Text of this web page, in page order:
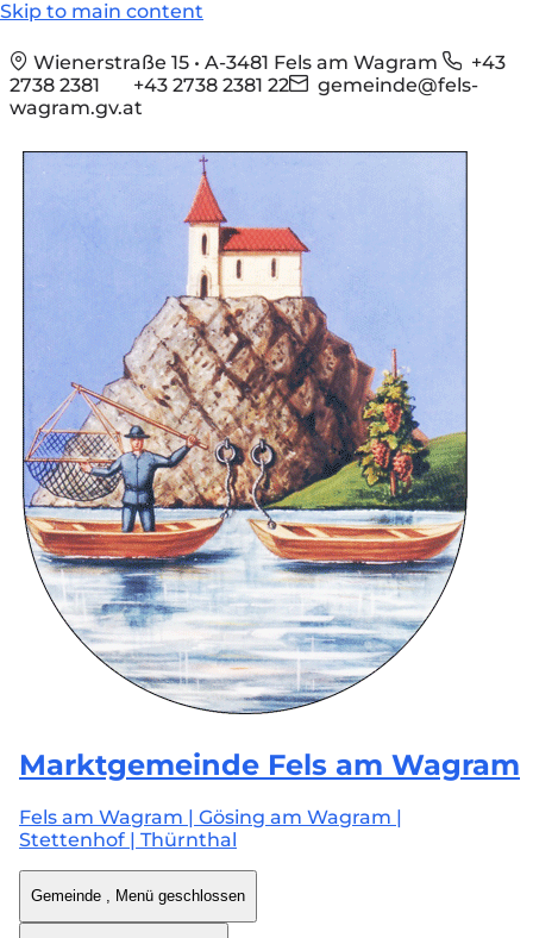
Skip to main content
Wienerstraße 15 • A-3481 Fels am Wagram
+43
2738 2381
+43 2738 2381 22
gemeinde@fels-
wagram.gv.at
Marktgemeinde Fels am Wagram
Fels am Wagram | Gösing am Wagram |
Stettenhof | Thürnthal
Gemeinde , Menü geschlossen